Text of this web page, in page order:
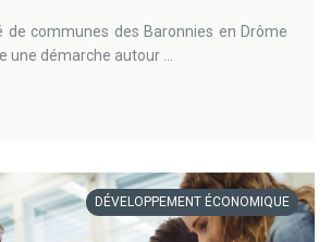
de communes des Baronnies en Drôme
une démarche autour ...
DÉVELOPPEMENT ÉCONOMIQUE